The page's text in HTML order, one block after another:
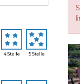
4 Stelle 5 Stelle